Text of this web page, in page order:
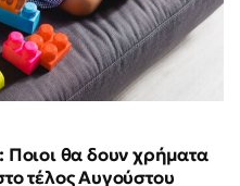
Ποιοι θα δουν χρήματα
τέλος Αυγούστου